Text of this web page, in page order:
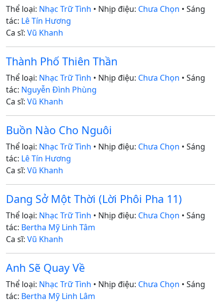
Thể loại: Nhạc Trữ Tình • Nhịp điệu: Chưa Chọn • Sáng
tác: Lê Tín Hương
Ca sĩ: Vũ Khanh
Thành Phố Thiên Thần
Thể loại: Nhạc Trữ Tình • Nhịp điệu: Chưa Chọn • Sáng
tác: Nguyễn Đình Phùng
Ca sĩ: Vũ Khanh
Buồn Nào Cho Nguôi
Thể loại: Nhạc Trữ Tình • Nhịp điệu: Chưa Chọn • Sáng
tác: Lê Tín Hương
Ca sĩ: Vũ Khanh
Dang Sở Một Thời (Lời Phôi Pha 11)
Thể loại: Nhạc Trữ Tình • Nhịp điệu: Chưa Chọn • Sáng
tác: Bertha Mỹ Linh Tâm
Ca sĩ: Vũ Khanh
Anh Sẽ Quay Về
Thể loại: Nhạc Trữ Tình • Nhịp điệu: Chưa Chọn • Sáng
tác: Bertha Mỹ Linh Lâm